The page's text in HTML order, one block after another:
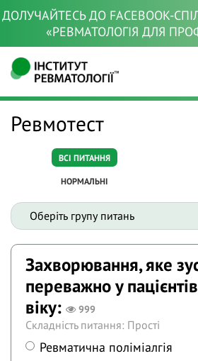
ДОЛУЧАЙТЕСЬ ДО FACEBOOK-
«РЕВМАТОЛОГІЯ ДЛЯ
Ревмотест
ВСІ ПИТАННЯ
НОРМАЛЬНІ
Захворювання, яке
переважно у
віку:
999
Складність питання: Прості
Ревматична поліміалгія